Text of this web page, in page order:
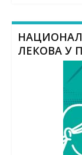
ЛЕКОВА У